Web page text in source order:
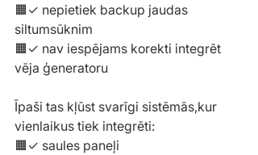
🟧✓ nepietiek backup jaudas
siltumsūknim
🟧✓ nav iespējams korekti integrēt
vēja ģeneratoru
Īpaši tas kļūst svarīgi sistēmās,kur
vienlaikus tiek integrēti:
🟧✓ saules paneļi